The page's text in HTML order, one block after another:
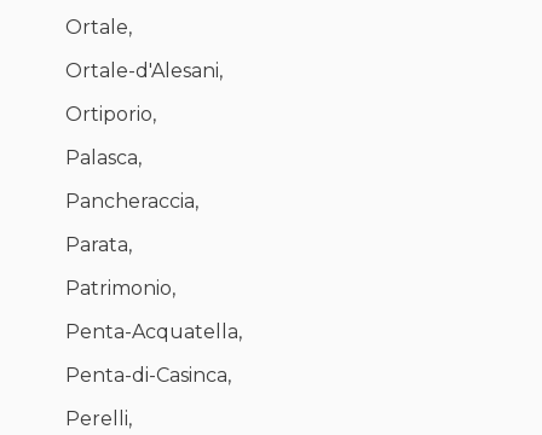
Ortale,
Ortale-d'Alesani,
Ortiporio,
Palasca,
Pancheraccia,
Parata,
Patrimonio,
Penta-Acquatella,
Penta-di-Casinca,
Perelli,